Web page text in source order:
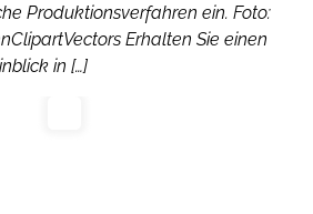
Produktionsverfahren ein. Foto:
Erhalten Sie einen
in […]